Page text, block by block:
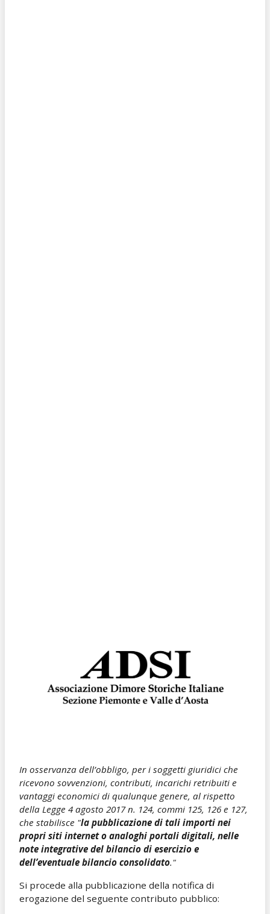
In osservanza dell’obbligo, per i soggetti giuridici che
ricevono sovvenzioni, contributi, incarichi retribuiti e
vantaggi economici di qualunque genere, al rispetto
della Legge 4 agosto 2017 n. 124, commi 125, 126 e 127,
che stabilisce "la pubblicazione di tali importi nei
propri siti internet o analoghi portali digitali, nelle
note integrative del bilancio di esercizio e
dell’eventuale bilancio consolidato."
Si procede alla pubblicazione della notifica di
erogazione del seguente contributo pubblico: